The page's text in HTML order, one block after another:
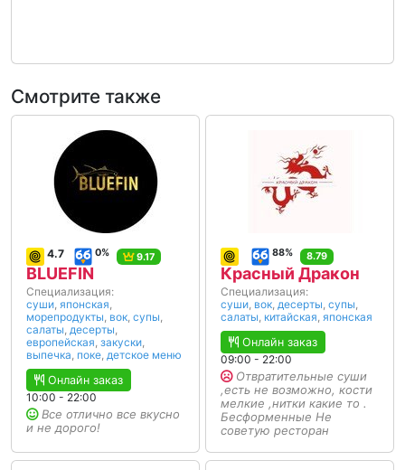
Смотрите также
4.7 0% 9.17
BLUEFIN
Специализация:
суши, японская,
морепродукты, вок, супы,
салаты, десерты,
европейская, закуски,
выпечка, поке, детское меню
Онлайн заказ
10:00 - 22:00
Все отлично все вкусно
и не дорого!
88% 8.79
Красный Дракон
Специализация:
суши, вок, десерты, супы,
салаты, китайская, японская
Онлайн заказ
09:00 - 22:00
Отвратительные суши
,есть не возможно, кости
мелкие ,нитки какие то .
Бесформенные Не
советую ресторан